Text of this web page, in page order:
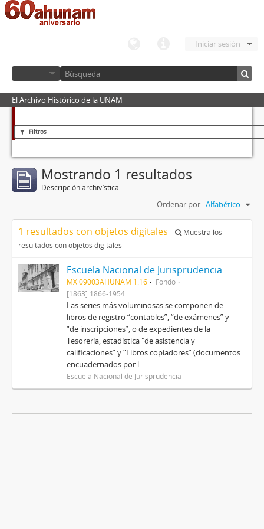
Iniciar sesión
El Archivo Histórico de la UNAM
Filtros
Mostrando 1 resultados
Descripción archivística
Ordenar por: Alfabético
1 resultados con objetos digitales
Muestra los
resultados con objetos digitales
Escuela Nacional de Jurisprudencia
MX 09003AHUNAM 1.16
Fondo
[1863] 1866-1954
Las series más voluminosas se componen de
libros de registro “contables”, “de exámenes” y
“de inscripciones”, o de expedientes de la
Tesorería, estadística "de asistencia y
calificaciones” y “Libros copiadores” (documentos
encuadernados por l...
Escuela Nacional de Jurisprudencia